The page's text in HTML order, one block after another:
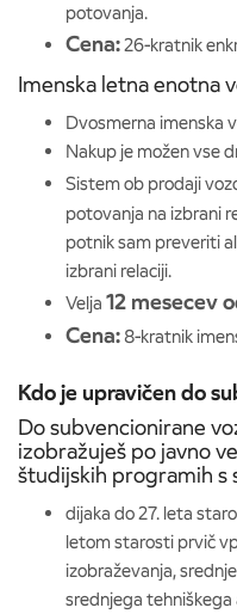
potovanja.
Cena:26-kratnik
Imenska letna enotna
Dvosmerna imenska
Nakup je možen vse
Sistem ob prodaji
potovanja na izbrani
potnik sam preveriti
izbrani relaciji.
Velja 12 mesecev
Cena: 8-kratnik
Kdo je upravičen do
Do subvencionirane
izobražuješ po javno
študijskih programih s
dijaka do 27. leta
letom starosti prvič
izobraževanja,
srednjega